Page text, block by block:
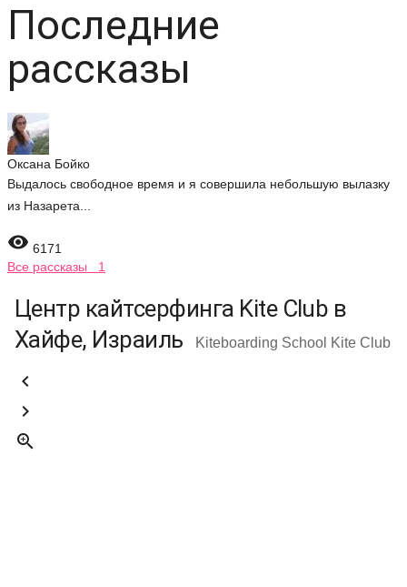
Последние
рассказы
Оксана Бойко
Выдалось свободное время и я совершила небольшую вылазку
из Назарета...
 6171
Все рассказы 1
Центр кайтсерфинга Kite Club в
Хайфе, Израиль
Kiteboarding School Kite Club


